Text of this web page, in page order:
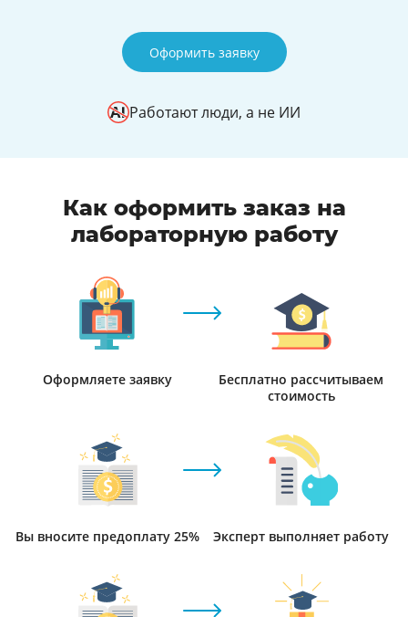
Оформить заявку
Работают люди, а не ИИ
Как оформить заказ на
лабораторную работу
Оформляете заявку
Бесплатно рассчитываем
стоимость
Вы вносите предоплату 25% Эксперт выполняет работу